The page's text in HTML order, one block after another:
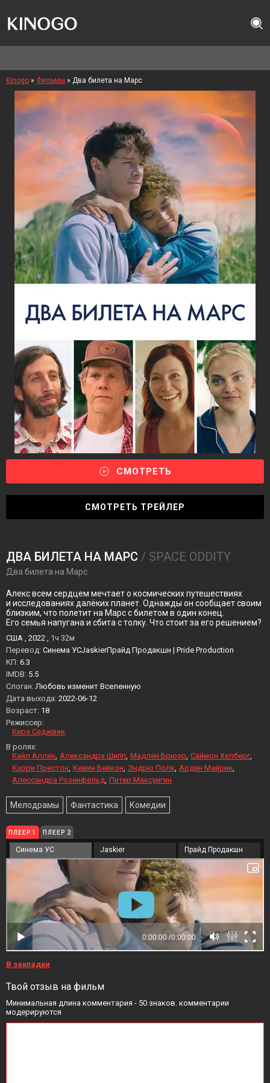
Kinogo » Фильмы » Два билета на Марс
СМОТРЕТЬ
СМОТРЕТЬ ТРЕЙЛЕР
ДВА БИЛЕТА НА МАРС / SPACE ODDITY
Два билета на Марс
Алекс всем сердцем мечтает о космических путешествиях
и исследованиях далёких планет. Однажды он сообщает своим
близким, что полетит на Марс с билетом в один конец.
Его семья напугана и сбита с толку. Что стоит за его решением?
США , 2022 , 1ч 32м
Перевод: Синема УСJaskierПрайд Продакшн | Pride Production
KП: 6.3
IMDB: 5.5
Слоган:Любовь изменит Вселенную
Дата выхода: 2022-06-12
Возраст: 18
Режиссер:
Кира Седжвик
В ролях:
Кайл Аллен Александра Шипп Мадлен Брюэр Саймон Хелберг
Кэрри Престон Кевин Бейкон Эндрю Полк Арден Майрин
Алессандра Розенфельд Питер Максуигин
Мелодрамы Фантастика Комедии
ПЛЕЕР 1 ПЛЕЕР 2
Синема УС Jaskier Прайд Продакшн
В закладки
Твой отзыв на фильм
Минимальная длина комментария - 50 знаков. комментарии
модерируются